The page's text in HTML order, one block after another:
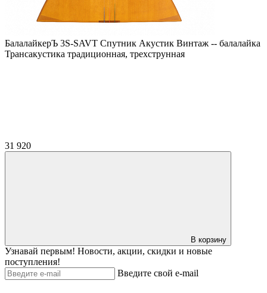
БалалайкерЪ 3S-SAVT Спутник Акустик Винтаж -- балалайка
Трансакустика традиционная, трехструнная
31 920
В корзину
Узнавай первым! Новости, акции, скидки и новые
поступления!
Введите свой e-mail